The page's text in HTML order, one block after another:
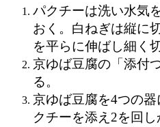
パクチーは洗い水気
おく。白ねぎは縦に
を平らに伸ばし細く
京ゆば豆腐の「添付
る。
京ゆば豆腐を4つの器
クチーを添え 2を回し